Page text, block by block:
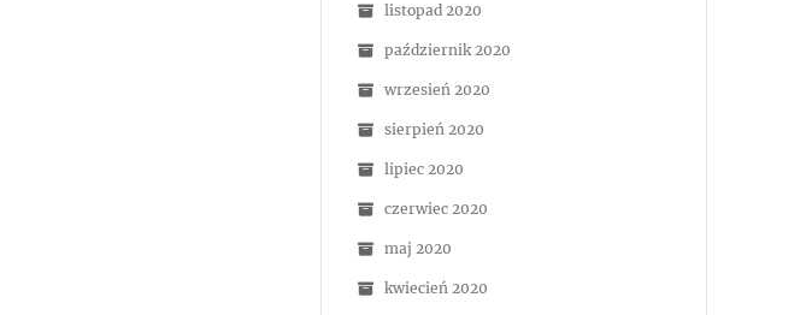
listopad 2020
październik 2020
wrzesień 2020
sierpień 2020
lipiec 2020
czerwiec 2020
maj 2020
kwiecień 2020